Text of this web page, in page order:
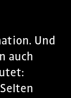
Und
auch